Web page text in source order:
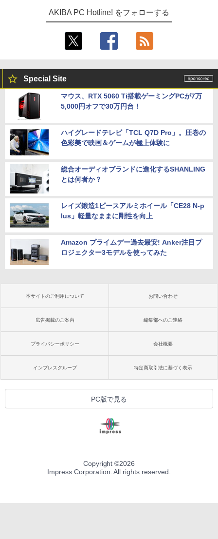
AKIBA PC Hotline! をフォローする
Special Site
マウス、RTX 5060 Ti搭載ゲーミングPCが7万
5,000円オフで30万円台！
ハイグレードテレビ「TCL Q7D Pro」。圧巻の
色彩美で映画＆ゲームが極上体験に
総合オーディオブランドに進化するSHANLING
とは何者か？
レイズ鍛造1ピースアルミホイール「CE28 N-p
lus」軽量なままに剛性を向上
Amazon プライムデー過去最安! Anker注目プ
ロジェクター3モデルを使ってみた
本サイトのご利用について お問い合わせ
広告掲載のご案内 編集部へのご連絡
プライバシーポリシー 会社概要
インプレスグループ 特定商取引法に基づく表示
PC版で見る
Copyright ©2026
Impress Corporation. All rights reserved.